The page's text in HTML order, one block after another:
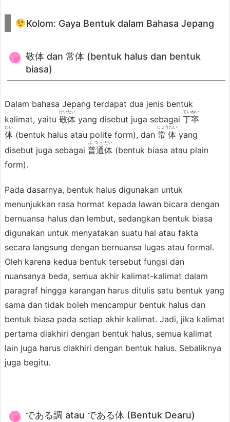
Kolom: Gaya Bentuk dalam Bahasa Jepang
敬体 dan 常体 (bentuk halus dan bentuk
biasa)
Dalam bahasa Jepang terdapat dua jenis bentuk
kalimat, yaitu 敬体
けいたい
yang disebut juga sebagai 丁寧
ていねい
体
たい
(bentuk halus atau polite form), dan 常体
じょうたい
yang
disebut juga sebagai 普通
ふつう
体
たい
(bentuk biasa atau plain
form).
Pada dasarnya, bentuk halus digunakan untuk
menunjukkan rasa hormat kepada lawan bicara dengan
bernuansa halus dan lembut, sedangkan bentuk biasa
digunakan untuk menyatakan suatu hal atau fakta
secara langsung dengan bernuansa lugas atau formal.
Oleh karena kedua bentuk tersebut fungsi dan
nuansanya beda, semua akhir kalimat-kalimat dalam
paragraf hingga karangan harus ditulis satu bentuk yang
sama dan tidak boleh mencampur bentuk halus dan
bentuk biasa pada setiap akhir kalimat. Jadi, jika kalimat
pertama diakhiri dengan bentuk halus, semua kalimat
lain juga harus diakhiri dengan bentuk halus. Sebaliknya
juga begitu.
である調 atau である体 (Bentuk Dearu)